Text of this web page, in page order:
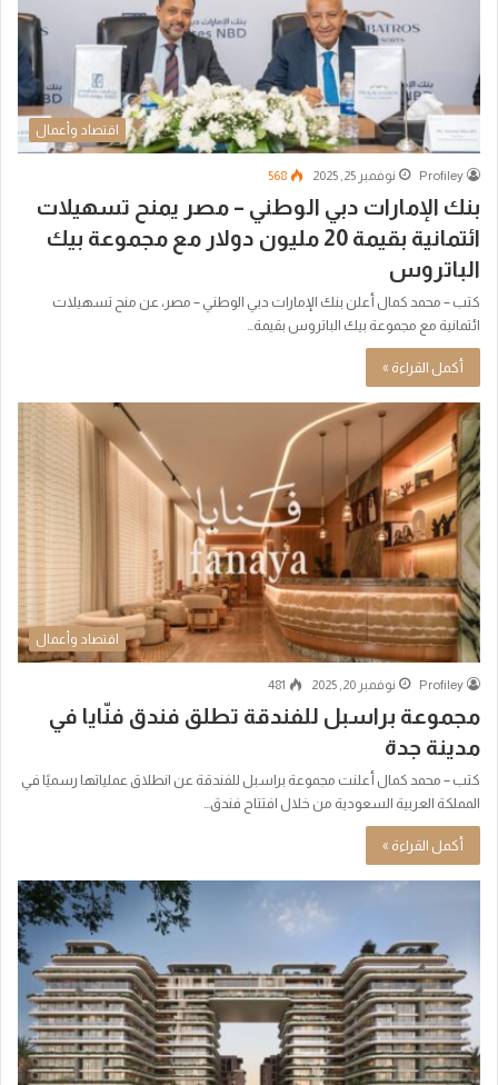
اقتصاد وأعمال
Profiley نوفمبر 25, 2025 568
بنك الإمارات دبي الوطني – مصر يمنح تسهيلات
ائتمانية بقيمة 20 مليون دولار مع مجموعة بيك
الباتروس
كتب – محمد كمال أعلن بنك الإمارات دبي الوطني – مصر، عن منح تسهيلات
ائتمانية مع مجموعة بيك الباتروس بقيمة…
أكمل القراءة »
اقتصاد وأعمال
Profiley نوفمبر 20, 2025 481
مجموعة براسبل للفندقة تطلق فندق فنّايا في
مدينة جدة
كتب – محمد كمال أعلنت مجموعة براسبل للفندقة عن انطلاق عملياتها رسميًا في
المملكة العربية السعودية من خلال افتتاح فندق…
أكمل القراءة »